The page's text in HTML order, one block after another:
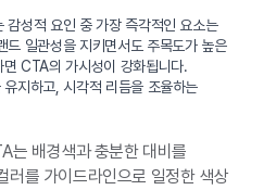
감성적 요인 중 가장 즉각적인 요소는
드 일관성을 지키면서도 주목도가 높은
CTA의 가시성이 강화됩니다.
지하고, 시각적 리듬을 조율하는
는 배경색과 충분한 대비를
러를 가이드라인으로 일정한 색상